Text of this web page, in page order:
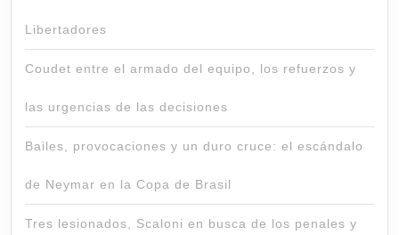
Libertadores
Coudet entre el armado del equipo, los refuerzos y
las urgencias de las decisiones
Bailes, provocaciones y un duro cruce: el escándalo
de Neymar en la Copa de Brasil
Tres lesionados, Scaloni en busca de los penales y